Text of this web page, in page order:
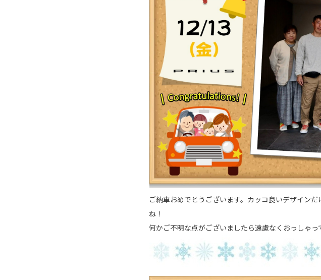
ご納車おめでとうございます。カッコ良いデザイン
ね！
何かご不明な点がございましたら遠慮なくおっしゃ